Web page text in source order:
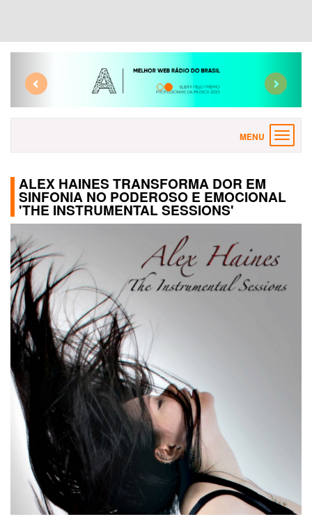
Toggle
ALEX HAINES TRANSFORMA DOR EM
SINFONIA NO PODEROSO E EMOCIONAL
'THE INSTRUMENTAL SESSIONS'